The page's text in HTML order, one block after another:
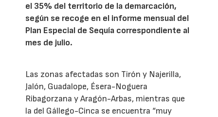
el 35% del territorio de la demarcación,
según se recoge en el informe mensual del
Plan Especial de Sequía correspondiente al
mes de julio.
Las zonas afectadas son Tirón y Najerilla,
Jalón, Guadalope, Ésera-Noguera
Ribagorzana y Aragón-Arbas, mientras que
la del Gállego-Cinca se encuentra “muy